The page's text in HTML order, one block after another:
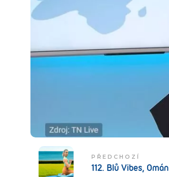
PŘEDCHOZÍ
112. Blů Vibes, Omán